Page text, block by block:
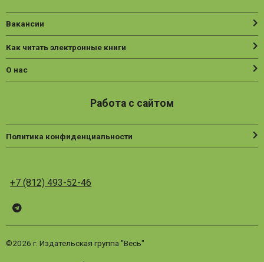
Вакансии
Как читать электронные книги
О нас
Работа с сайтом
Политика конфиденциальности
+7 (812) 493-52-46
Telegram
©2026 г. Издательская группа "Весь"